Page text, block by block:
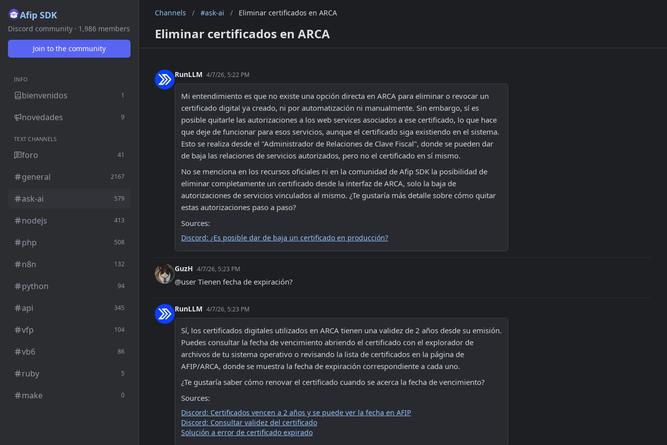
Afip SDK
Discord community · 1,986 members
Join to the community
INFO
bienvenidos 1
novedades 9
TEXT CHANNELS
foro 41
general 2167
ask-ai 579
nodejs 413
php 508
n8n 132
python 94
api 345
vfp 104
vb6 86
ruby 5
make 0
Channels / #ask-ai / Eliminar certificados en ARCA
Eliminar certificados en ARCA
RunLLM 4/7/26, 5:22 PM
Mi entendimiento es que no existe una opción directa en ARCA para eliminar o revocar un
certificado digital ya creado, ni por automatización ni manualmente. Sin embargo, sí es
posible quitarle las autorizaciones a los web services asociados a ese certificado, lo que hace
que deje de funcionar para esos servicios, aunque el certificado siga existiendo en el sistema.
Esto se realiza desde el "Administrador de Relaciones de Clave Fiscal", donde se pueden dar
de baja las relaciones de servicios autorizados, pero no el certificado en sí mismo.
No se menciona en los recursos oficiales ni en la comunidad de Afip SDK la posibilidad de
eliminar completamente un certificado desde la interfaz de ARCA, solo la baja de
autorizaciones de servicios vinculados al mismo. ¿Te gustaría más detalle sobre cómo quitar
estas autorizaciones paso a paso?
Sources:
Discord: ¿Es posible dar de baja un certificado en producción?
GuzH 4/7/26, 5:23 PM
@user Tienen fecha de expiración?
RunLLM 4/7/26, 5:23 PM
Sí, los certificados digitales utilizados en ARCA tienen una validez de 2 años desde su emisión.
Puedes consultar la fecha de vencimiento abriendo el certificado con el explorador de
archivos de tu sistema operativo o revisando la lista de certificados en la página de
AFIP/ARCA, donde se muestra la fecha de expiración correspondiente a cada uno.
¿Te gustaría saber cómo renovar el certificado cuando se acerca la fecha de vencimiento?
Sources:
Discord: Certificados vencen a 2 años y se puede ver la fecha en AFIP
Discord: Consultar validez del certificado
Solución a error de certificado expirado